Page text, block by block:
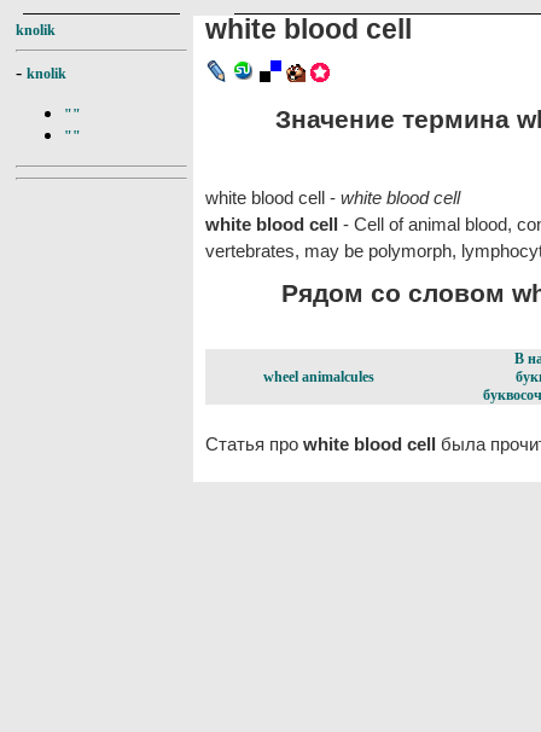
knolik
- knolik
""
""
white blood cell
Значение термина
white blood cell - white blood cell
white blood cell - Cell of animal blood,
vertebrates, may be polymorph,
Рядом со словом
wheel animalcules
В
Статья про white blood cell была